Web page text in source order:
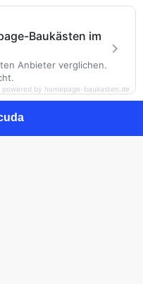
Baukästen im
Anbieter verglichen.
powered by homepage-baukasten.de